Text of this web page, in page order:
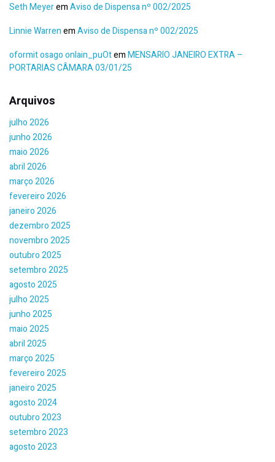
Seth MeyeremAviso de Dispensa nº 002/2025
Linnie WarrenemAviso de Dispensa nº 002/2025
oformit osago onlain_puOtemMENSARIO JANEIRO EXTRA –
PORTARIAS CÂMARA 03/01/25
Arquivos
julho 2026
junho 2026
maio 2026
abril 2026
março 2026
fevereiro 2026
janeiro 2026
dezembro 2025
novembro 2025
outubro 2025
setembro 2025
agosto 2025
julho 2025
junho 2025
maio 2025
abril 2025
março 2025
fevereiro 2025
janeiro 2025
agosto 2024
outubro 2023
setembro 2023
agosto 2023